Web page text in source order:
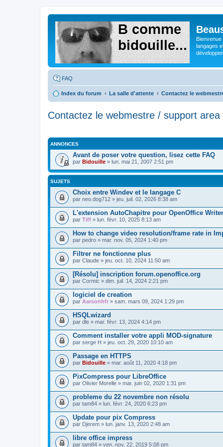
langages
FAQ
Index du forum La salle d'attente Contactez le
Contactez le webmestre / support area
ANNONCES
Avant de poser votre question, lisez cette FAQ
par Bidouille » lun. mai 21, 2007 2:51 pm
SUJETS
Choix entre Windev et le langage C
par neo.dog712 » jeu. juil. 02, 2026 8:38 am
L'extension AutoChapitre pour OpenOffice Writer
par Tiff » lun. févr. 10, 2025 8:13 am
How to change video resolution/frame rate in
par pedro » mar. nov. 05, 2024 1:40 pm
Filtrer ne fonctionne plus
par Claude » jeu. oct. 10, 2024 11:50 am
[Résolu] inscription forum.openoffice.org
par Cormic » dim. juil. 14, 2024 2:21 pm
logiciel de creation
par Aarsonhfr » sam. mars 09, 2024 1:29 pm
HSQLwizard
par dle » mar. févr. 13, 2024 4:14 pm
Comment installer votre appli MOD-signature
par serge H » jeu. oct. 29, 2020 10:10 am
Passage en HTTPS
par Bidouille » mar. août 11, 2020 4:18 pm
PixCompress pour LibreOffice
par Olivier Morelle » mar. juin 02, 2020 1:31 pm
probleme du 22 novembre non résolu
par tam84 » lun. févr. 24, 2020 6:23 pm
Update pour pix Compress
par Djerem » lun. janv. 13, 2020 2:48 am
libre office impress
par tam84 » ven. nov. 22, 2019 5:08 pm